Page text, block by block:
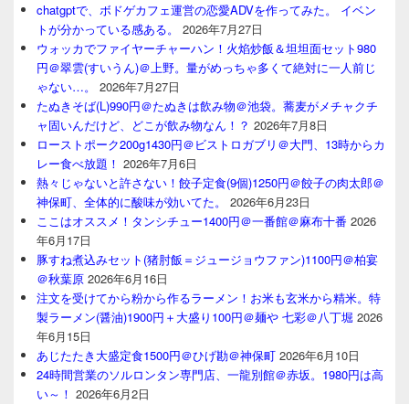
chatgptで、ボドゲカフェ運営の恋愛ADVを作ってみた。 イベン
トが分かっている感ある。
2026年7月27日
ウォッカでファイヤーチャーハン！火焰炒飯＆坦坦面セット980
円＠翠雲(すいうん)＠上野。量がめっちゃ多くて絶対に一人前じ
ゃない…。
2026年7月27日
たぬきそば(L)990円＠たぬきは飲み物＠池袋。蕎麦がメチャクチ
ャ固いんだけど、どこが飲み物なん！？ 2026年7月8日
ローストポーク200g1430円＠ビストロガブリ＠大門、13時からカ
レー食べ放題！ 2026年7月6日
熱々じゃないと許さない！餃子定食(9個)1250円＠餃子の肉太郎＠
神保町、全体的に酸味が効いてた。
2026年6月23日
ここはオススメ！タンシチュー1400円＠一番館＠麻布十番 2026
年6月17日
豚すね煮込みセット(猪肘飯＝ジュージョウファン)1100円＠柏宴
＠秋葉原 2026年6月16日
注文を受けてから粉から作るラーメン！お米も玄米から精米。特
製ラーメン(醤油)1900円＋大盛り100円＠麺や 七彩＠八丁堀 2026
年6月15日
あじたたき大盛定食1500円＠ひげ勘＠神保町 2026年6月10日
24時間営業のソルロンタン専門店、一龍別館＠赤坂。1980円は高
い～！ 2026年6月2日